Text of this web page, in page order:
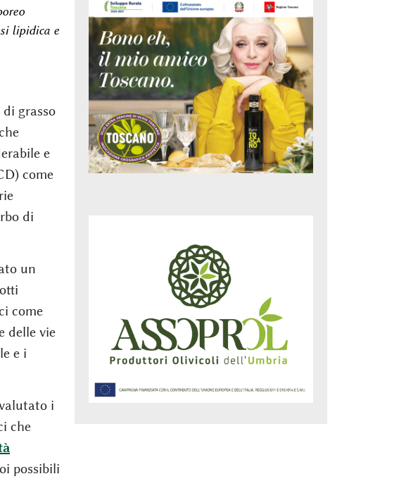
lipidica e
grasso
e
come
di
un
come
delle vie
e i
i
che
possibili